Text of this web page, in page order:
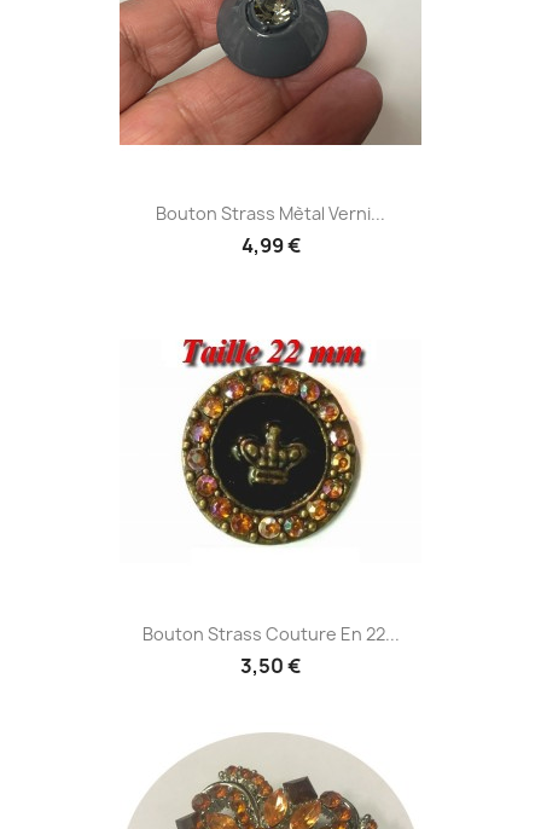
Bouton Strass Mètal Verni...
4,99 €
Bouton Strass Couture En 22...
3,50 €